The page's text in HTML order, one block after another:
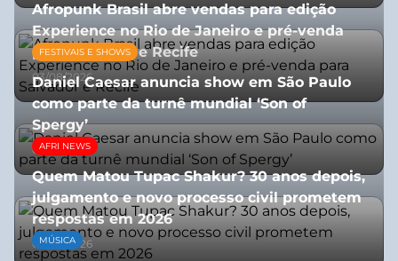
Afropunk Brasil abre vendas para edição
Experience no Rio de Janeiro e pré-venda
para Salvador e Recife
03/08/2026
FESTIVAIS E SHOWS
Daniel Caesar anuncia show em São Paulo
como parte da turnê mundial ‘Son of
Spergy’
05/08/2026
AFRI NEWS
Quem Matou Tupac Shakur? 30 anos depois,
julgamento e novo processo civil prometem
respostas em 2026
05/08/2026
MÚSICA